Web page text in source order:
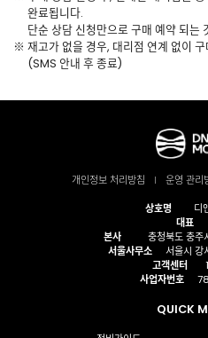
완료됩니다.
단순 상담 신청만으로 구매 예약 되는
재고가 없을 경우, 대리점 연계 없이
(SMS 안내 후 종료)
개인정보 처리방침 운영 관리
상호명
디
대표
본사
충청북도 충
서울사무소
서울시 강
고객센터
사업자번호
QUICK